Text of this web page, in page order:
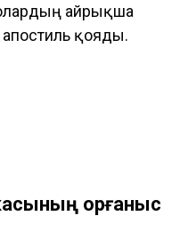
айрықша
апостиль қояды.
Қорғаныс